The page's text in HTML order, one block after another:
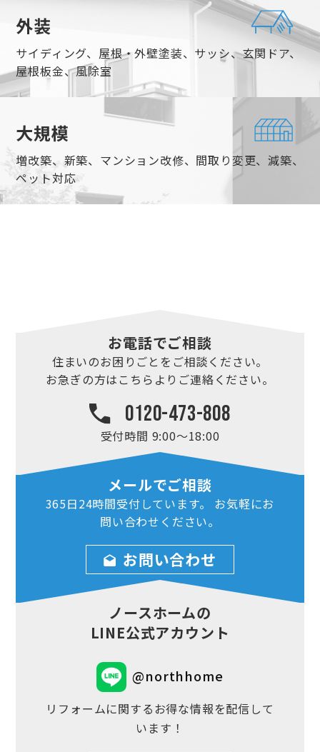
外装
サイディング、屋根・外壁塗装、サッシ、玄関ドア、
屋根板金、風除室
大規模
増改築、新築、マンション改修、間取り変更、減築、
ペット対応
お電話でご相談
住まいのお困りごとを ご相談ください。
お急ぎの方はこちらより ご連絡ください。
0120-473-808
受付時間 9:00～18:00
メールでご相談
365日24時間受付しています。
お気軽にお
問い合わせ ください。
お問い合わせ
ノースホームの
LINE公式アカウント
@northhome
リフォームに関するお得な情報を配信して
います！